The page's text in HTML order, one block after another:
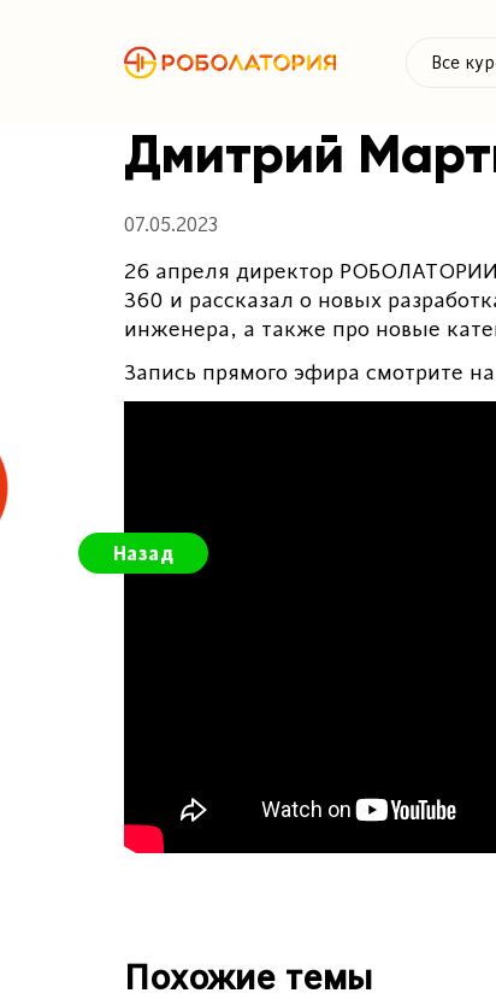
Все
Назад
Дмитрий
07.05.2023
26 апреля директор
360 и рассказал о новых
инженера, а также про новые
Запись прямого эфира смотрите
Похожие темы